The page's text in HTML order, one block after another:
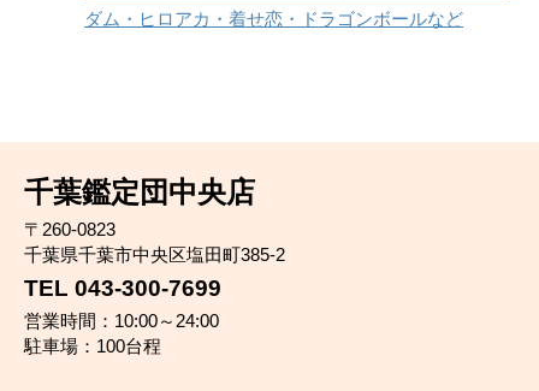
ダム・ヒロアカ・着せ恋・ドラゴンボールなど
千葉鑑定団中央店
〒260-0823
千葉県千葉市中央区塩田町385-2
TEL 043-300-7699
営業時間：10:00～24:00
駐車場：100台程